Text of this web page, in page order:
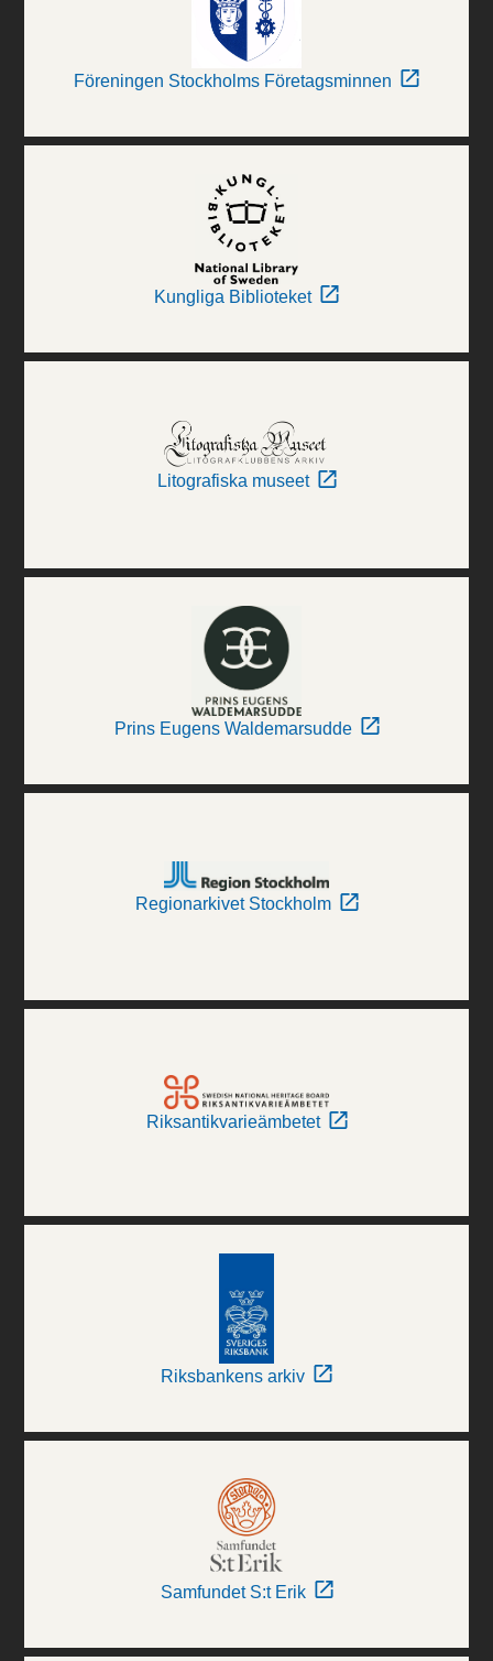
Föreningen Stockholms Företagsminnen
Kungliga Biblioteket
Litografiska museet
Prins Eugens Waldemarsudde
Regionarkivet Stockholm
Riksantikvarieämbetet
Riksbankens arkiv
Samfundet S:t Erik